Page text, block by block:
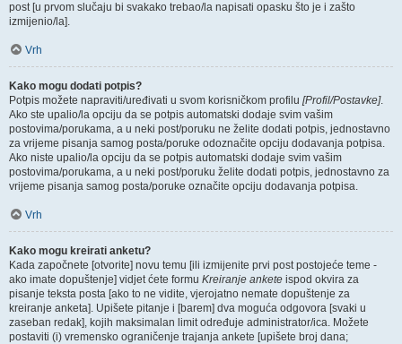
post [u prvom slučaju bi svakako trebao/la napisati opasku što je i zašto
izmijenio/la].
Vrh
Kako mogu dodati potpis?
Potpis možete napraviti/uređivati u svom korisničkom profilu [Profil/Postavke].
Ako ste upalio/la opciju da se potpis automatski dodaje svim vašim
postovima/porukama, a u neki post/poruku ne želite dodati potpis, jednostavno
za vrijeme pisanja samog posta/poruke odoznačite opciju dodavanja potpisa.
Ako niste upalio/la opciju da se potpis automatski dodaje svim vašim
postovima/porukama, a u neki post/poruku želite dodati potpis, jednostavno za
vrijeme pisanja samog posta/poruke označite opciju dodavanja potpisa.
Vrh
Kako mogu kreirati anketu?
Kada započnete [otvorite] novu temu [ili izmijenite prvi post postojeće teme -
ako imate dopuštenje] vidjet ćete formu Kreiranje ankete ispod okvira za
pisanje teksta posta [ako to ne vidite, vjerojatno nemate dopuštenje za
kreiranje anketa]. Upišete pitanje i [barem] dva moguća odgovora [svaki u
zaseban redak], kojih maksimalan limit određuje administrator/ica. Možete
postaviti (i) vremensko ograničenje trajanja ankete [upišete broj dana;